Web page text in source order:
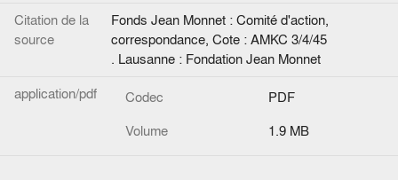
Citation de la
source
Fonds Jean Monnet : Comité d'action,
correspondance, Cote : AMKC 3/4/45
. Lausanne : Fondation Jean Monnet
application/pdf
Codec
PDF
Volume
1.9 MB